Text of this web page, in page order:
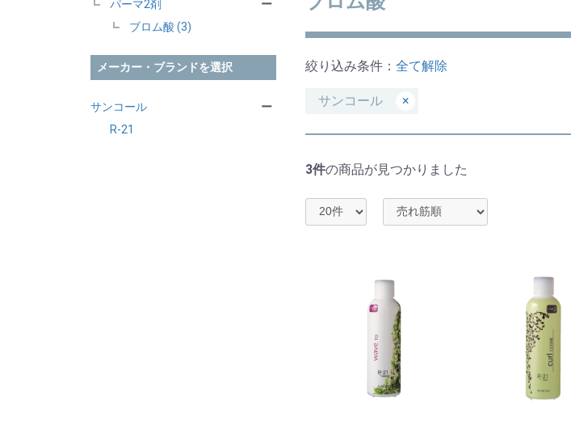
パーマ2剤
ブロム酸 (3)
ー
メーカー・ブランドを選択
サンコール
R-21
ー
絞り込み条件： 全て解除
サンコール ×
3件の商品が見つかりました